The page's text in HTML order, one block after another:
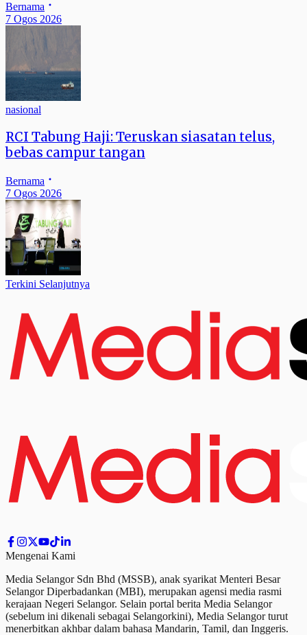
Bernama
7 Ogos 2026
nasional
RCI Tabung Haji: Teruskan siasatan telus,
bebas campur tangan
Bernama
7 Ogos 2026
Terkini Selanjutnya
Mengenai Kami
Media Selangor Sdn Bhd (MSSB), anak syarikat Menteri Besar
Selangor Diperbadankan (MBI), merupakan agensi media rasmi
kerajaan Negeri Selangor. Selain portal berita Media Selangor
(sebelum ini dikenali sebagai Selangorkini), Media Selangor turut
menerbitkan akhbar dalam bahasa Mandarin, Tamil, dan Inggeris.